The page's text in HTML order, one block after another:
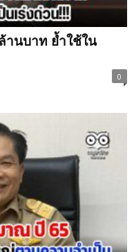
านบาท ย้ำใช้ใน
0